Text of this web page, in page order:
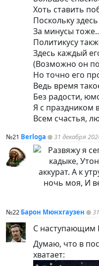
Хоть ставить
Поскольку
За минусы
Политикусу
Здесь каждый
(Возможно он
Но точно его
Ведь время
Без радости,
Я с праздником
Всем счастья,
№21 Berloga 31 декабря
№22 Барон Мюнхгаузен
С наступающим
Думаю, что в
хватает: